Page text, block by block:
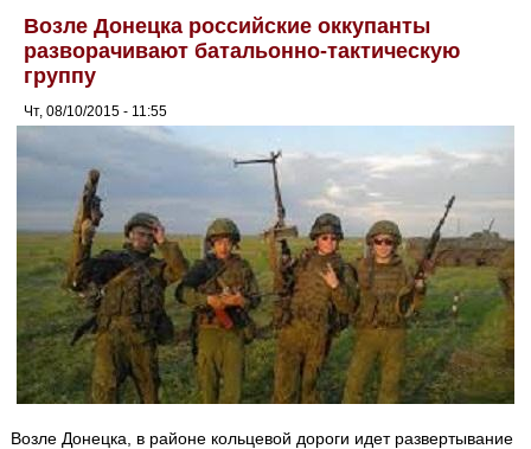
Возле Донецка российские оккупанты
разворачивают батальонно-тактическую
группу
Чт, 08/10/2015 - 11:55
Возле Донецка, в районе кольцевой дороги идет развертывание